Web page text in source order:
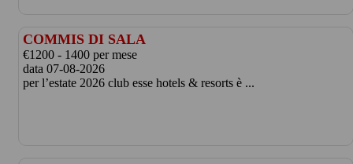
COMMIS DI SALA
€1200 - 1400 per mese
data 07-08-2026
per l’estate 2026 club esse hotels & resorts è ...